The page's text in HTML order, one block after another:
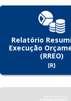
Relatório
Execução
(RREO)
[R]